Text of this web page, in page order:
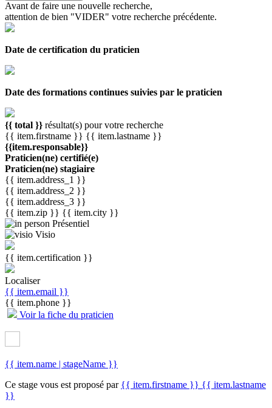
Avant de faire une nouvelle recherche,
attention de bien "VIDER" votre recherche précédente.
Date de certification du praticien
Date des formations continues suivies par le praticien
{{ total }} résultat(s) pour votre recherche
{{ item.firstname }} {{ item.lastname }}
{{item.responsable}}
Praticien(ne) certifié(e)
Praticien(ne) stagiaire
{{ item.address_1 }}
{{ item.address_2 }}
{{ item.address_3 }}
{{ item.zip }} {{ item.city }}
Présentiel
Visio
{{ item.certification }}
Localiser
{{ item.email }}
{{ item.phone }}
Voir la fiche du praticien
{{ item.name | stageName }}
Ce stage vous est proposé par {{ item.firstname }} {{ item.lastname
}}